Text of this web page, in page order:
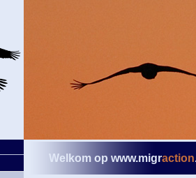
Welkom op www.migraction